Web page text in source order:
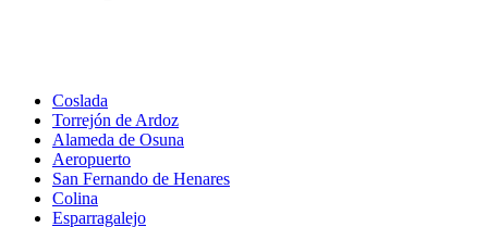
Coslada
Torrejón de Ardoz
Alameda de Osuna
Aeropuerto
San Fernando de Henares
Colina
Esparragalejo